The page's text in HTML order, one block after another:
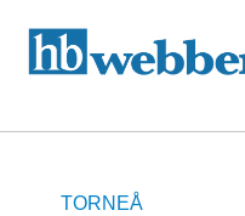
TORNEÅ